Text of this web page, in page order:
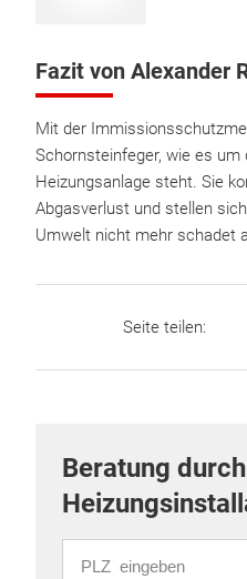
Fazit von Alexander
Mit der
Schornsteinfeger, wie es um
Heizungsanlage steht. Sie
Abgasverlust und stellen
Umwelt nicht mehr schadet
Seite teilen:
Beratung